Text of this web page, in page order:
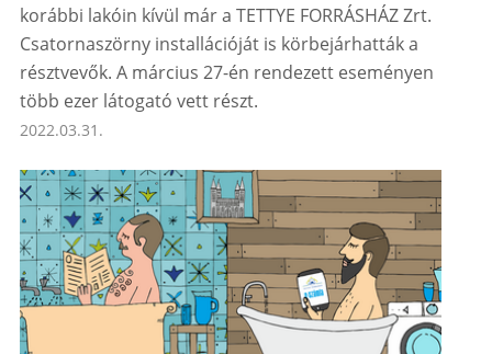
korábbi lakóin kívül már a TETTYE FORRÁSHÁZ Zrt.
Csatornaszörny installációját is körbejárhatták a
résztvevők. A március 27-én rendezett eseményen
több ezer látogató vett részt.
2022.03.31.